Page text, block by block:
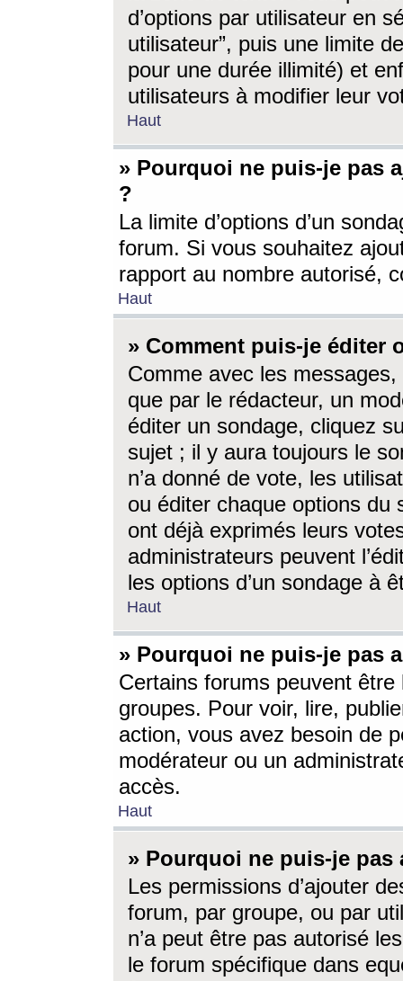
d’options par utilisateur en
utilisateur”, puis une limite
pour une durée illimité) et
utilisateurs à modifier leur
Haut
» Pourquoi ne puis-je pas
?
La limite d’options d’un
forum. Si vous souhaitez
rapport au nombre autorisé,
Haut
» Comment puis-je éditer
Comme avec les
que par le rédacteur, un
éditer un sondage, cliquez
sujet ; il y aura toujours le
n’a donné de vote, les
ou éditer chaque options du
ont déjà exprimés leurs
administrateurs peuvent
les options d’un sondage à
Haut
» Pourquoi ne puis-je pas
Certains forums peuvent être
groupes. Pour voir, lire,
action, vous avez besoin de
modérateur ou un
accès.
Haut
» Pourquoi ne puis-je
Les permissions d’ajouter
forum, par groupe, ou par
n’a peut être pas autorisé
le forum spécifique dans